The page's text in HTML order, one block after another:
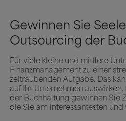
Gewinnen Sie
Outsourcing der
Für viele kleine und mittlere
Finanzmanagement zu einer
zeitraubenden Aufgabe. Das
auf Ihr Unternehmen
der Buchhaltung gewinnen Sie
die Sie am interessantesten